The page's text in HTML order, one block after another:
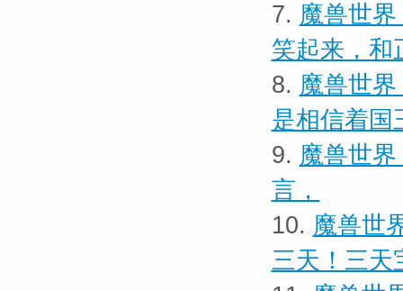
7. 魔兽世
笑起来，和
8. 魔兽世
是相信着国
9. 魔兽世
言，
10. 魔兽世
三天！三天